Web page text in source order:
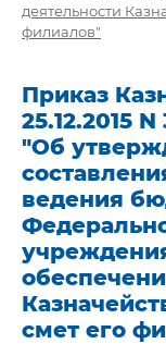
деятельности
филиалов"
Приказ
25.12.2015
"Об
ведения
смет его